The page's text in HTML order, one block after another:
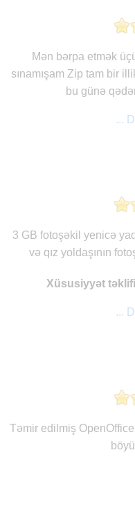
Mən bərpa etmək
sınamışam Zip tam bir
bu günə
...
3 GB fotoşəkil yenicə
və qız yoldaşının
Xüsusiyyət
...
Təmir edilmiş